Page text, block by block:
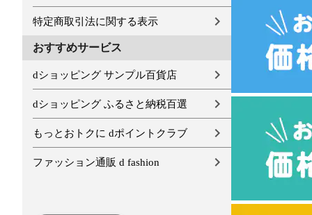
特定商取引法に関する表示
おすすめサービス
dショッピング サンプル百貨店
dショッピング ふるさと納税百選
もっとおトクに dポイントクラブ
ファッション通販 d fashion